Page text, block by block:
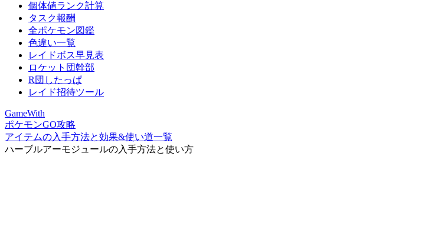
個体値ランク計算
タスク報酬
全ポケモン図鑑
色違い一覧
レイドボス早見表
ロケット団幹部
R団したっぱ
レイド招待ツール
GameWith
ポケモンGO攻略
アイテムの入手方法と効果&使い道一覧
ハーブルアーモジュールの入手方法と使い方